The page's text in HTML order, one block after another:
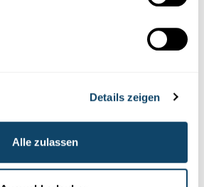
Details zeigen
Alle zulassen